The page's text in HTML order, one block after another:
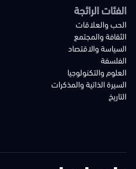
الفئات الرائجة
الحب والعلاقات
الثقافة والمجتمع
السياسة والاقتصاد
الفلسفة
العلوم والتكنولوجيا
السيرة الذاتية والمذكرات
التاريخ